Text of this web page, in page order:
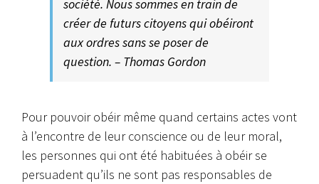
société. Nous sommes en train de
créer de futurs citoyens qui obéiront
aux ordres sans se poser de
question. – Thomas Gordon
Pour pouvoir obéir même quand certains actes vont
à l’encontre de leur conscience ou de leur moral,
les personnes qui ont été habituées à obéir se
persuadent qu’ils ne sont pas responsables de